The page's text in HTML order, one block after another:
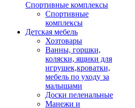
Спортивные комплексы
Спортивные
комплексы
Детская мебель
Хозтовары
Ванны, горшки,
коляски, ящики для
игрушек,кроватки,
мебель по уходу за
малышами
Доски пеленальные
Манежи и